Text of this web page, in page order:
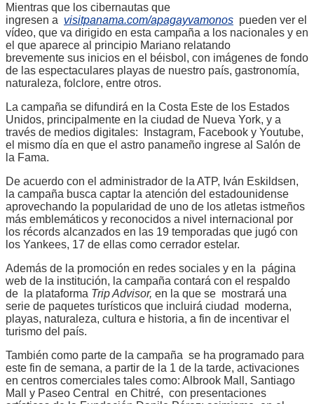
Mientras que los cibernautas que
ingresen a visitpanama.com/apagayvamonos pueden ver el
vídeo, que va dirigido en esta campaña a los nacionales y en
el que aparece al principio Mariano relatando
brevemente sus inicios en el béisbol, con imágenes de fondo
de las espectaculares playas de nuestro país, gastronomía,
naturaleza, folclore, entre otros.
La campaña se difundirá en la Costa Este de los Estados
Unidos, principalmente en la ciudad de Nueva York, y a
través de medios digitales: Instagram, Facebook y Youtube,
el mismo día en que el astro panameño ingrese al Salón de
la Fama.
De acuerdo con el administrador de la ATP, Iván Eskildsen,
la campaña busca captar la atención del estadounidense
aprovechando la popularidad de uno de los atletas istmeños
más emblemáticos y reconocidos a nivel internacional por
los récords alcanzados en las 19 temporadas que jugó con
los Yankees, 17 de ellas como cerrador estelar.
Además de la promoción en redes sociales y en la página
web de la institución, la campaña contará con el respaldo
de la plataforma Trip Advisor, en la que se mostrará una
serie de paquetes turísticos que incluirá ciudad moderna,
playas, naturaleza, cultura e historia, a fin de incentivar el
turismo del país.
También como parte de la campaña se ha programado para
este fin de semana, a partir de la 1 de la tarde, activaciones
en centros comerciales tales como: Albrook Mall, Santiago
Mall y Paseo Central en Chitré, con presentaciones